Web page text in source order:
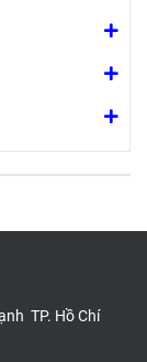
TP. Hồ Chí